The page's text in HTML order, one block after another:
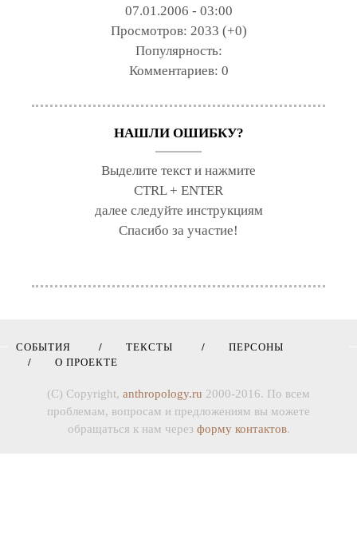
07.01.2006 - 03:00
Просмотров: 2033 (+0)
Популярность:
Комментариев: 0
НАШЛИ ОШИБКУ?
Выделите текст и нажмите
CTRL + ENTER
далее следуйте инструкциям
Спасибо за участие!
СОБЫТИЯ ТЕКСТЫ
ПЕРСОНЫ
О ПРОЕКТЕ
(C) Copyright, anthropology.ru 2000-2016. По всем
проблемам, вопросам и предложениям вы можете
обращаться к нам через форму контактов.